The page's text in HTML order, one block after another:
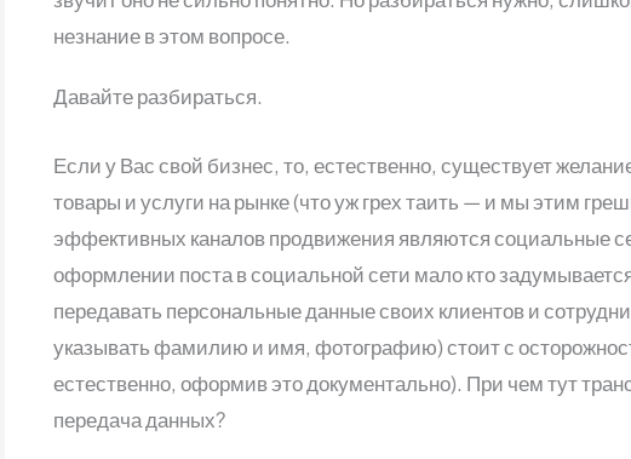
незнание в этом вопросе.
Давайте разбираться.
Если у Вас свой бизнес, то, естественно, существует
товары и услуги на рынке (что уж грех таить — и мы этим
эффективных каналов продвижения являются социальные
оформлении поста в социальной сети мало кто
передавать персональные данные своих клиентов и
указывать фамилию и имя, фотографию) стоит с
естественно, оформив это документально). При чем тут
передача данных?